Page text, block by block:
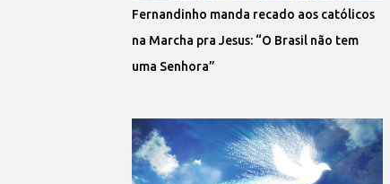
Fernandinho manda recado aos católicos
na Marcha pra Jesus: “O Brasil não tem
uma Senhora”